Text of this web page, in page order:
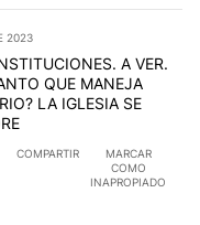
2023
A VER.
QUE MANEJA
LA IGLESIA SE
COMPARTIR
MARCAR
COMO
INAPROPIADO